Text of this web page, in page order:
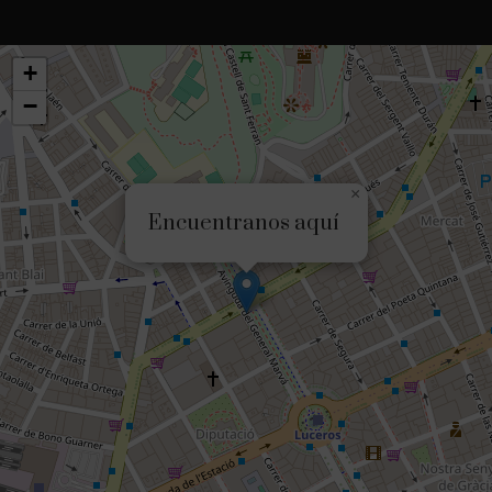
Encuentranos aquí
×
+
−